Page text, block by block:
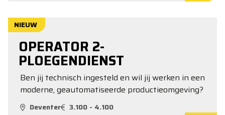
NIEUW
OPERATOR 2-
PLOEGENDIENST
Ben jij technisch ingesteld en wil jij werken in een
moderne, geautomatiseerde productieomgeving?
Deventer 3.100 - 4.100